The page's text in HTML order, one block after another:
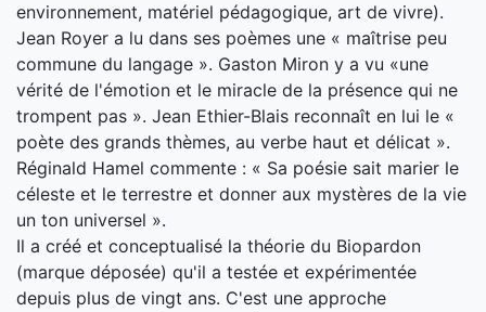
environnement, matériel pédagogique, art de vivre).
Jean Royer a lu dans ses poèmes une « maîtrise peu
commune du langage ». Gaston Miron y a vu «une
vérité de l'émotion et le miracle de la présence qui ne
trompent pas ». Jean Ethier-Blais reconnaît en lui le «
poète des grands thèmes, au verbe haut et délicat ».
Réginald Hamel commente : « Sa poésie sait marier le
céleste et le terrestre et donner aux mystères de la vie
un ton universel ».
Il a créé et conceptualisé la théorie du Biopardon
(marque déposée) qu'il a testée et expérimentée
depuis plus de vingt ans. C'est une approche